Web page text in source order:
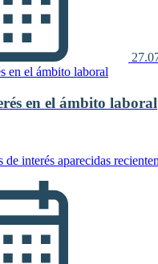
en el ámbito laboral
de interés aparecidas